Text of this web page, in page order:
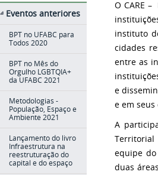
Eventos anteriores
BPT no UFABC para
Todos 2020
BPT no Mês do
Orgulho LGBTQIA+
da UFABC 2021
Metodologias -
População, Espaço e
Ambiente 2021
Lançamento do livro
Infraestrutura na
reestruturação do
capital e do espaço
O CARE
instituto
cidades
entre as
e
e em
A
Territorial
equipe
duas